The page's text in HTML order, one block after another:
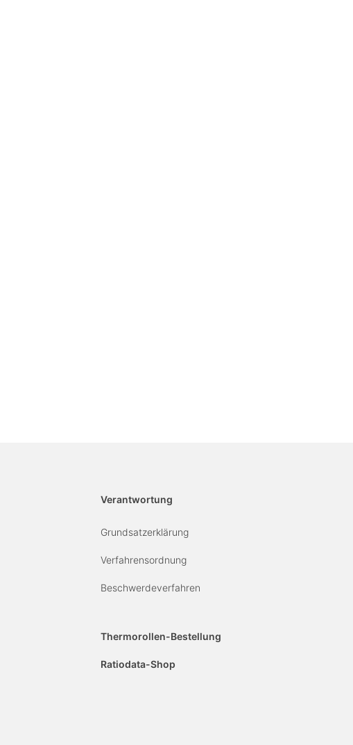
Verantwortung
Grundsatzerklärung
Verfahrensordnung
Beschwerdeverfahren
Thermorollen-Bestellung
Ratiodata-Shop